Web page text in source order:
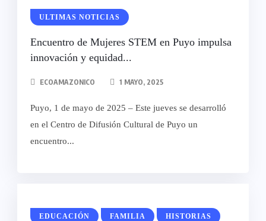
ULTIMAS NOTICIAS
Encuentro de Mujeres STEM en Puyo impulsa
innovación y equidad...
ECOAMAZONICO 1 MAYO, 2025
Puyo, 1 de mayo de 2025 – Este jueves se desarrolló
en el Centro de Difusión Cultural de Puyo un
encuentro...
EDUCACIÓN FAMILIA HISTORIAS